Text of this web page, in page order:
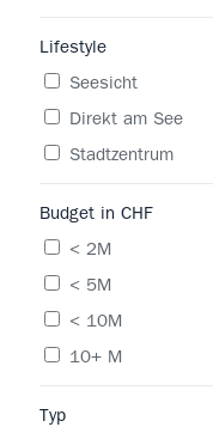
Lifestyle
Seesicht
Direkt am See
Stadtzentrum
Budget in CHF
< 2M
< 5M
< 10M
10+ M
Typ